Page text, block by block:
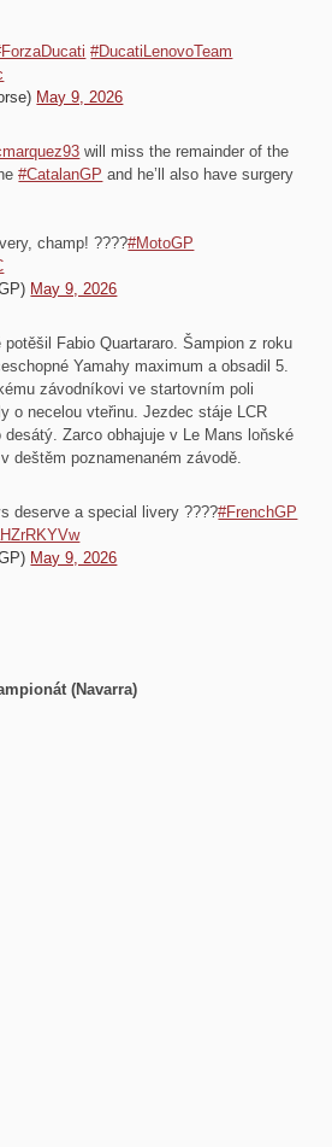
#DucatiLenovoTeam
May 9, 2026
will miss the remainder of the
#CatalanGP and he’ll also have surgery
champ! ????#MotoGP
May 9, 2026
Fabio Quartararo. Šampion z roku
Yamahy maximum a obsadil 5.
závodníkovi ve startovním poli
o necelou vteřinu. Jezdec stáje LCR
Zarco obhajuje v Le Mans loňské
deštěm poznamenaném závodě.
deserve a special livery ????#FrenchGP
May 9, 2026
(Navarra)